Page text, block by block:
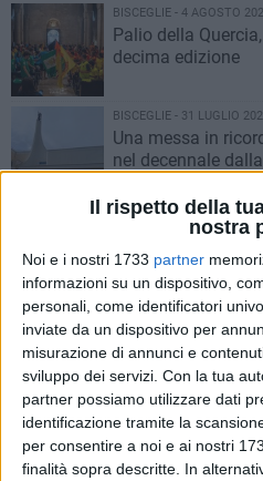
Il rispetto della
nostra
Noi e i nostri 1733 partner
informazioni su un dispositivo,
personali, come identificatori
inviate da un dispositivo per
misurazione di annunci e
sviluppo dei servizi. Con la tua
partner possiamo utilizzare dati
identificazione tramite la
per consentire a noi e ai nostri
finalità sopra descritte. In
BISCEGLIE - 4 AGOSTO
Palio della
decima edizione
BISCEGLIE - 31 LUGLIO
Una messa in
nel decennale
BISCEGLIE - 29 LUGLIO
Palio della
novità della
BISCEGLIE - 27 LUGLIO 2026
Lunedì 27 luglio la
IL PROGRAMMA
BISCEGLIE - 20 LUGLIO
Presentato il
dei Santi Martiri